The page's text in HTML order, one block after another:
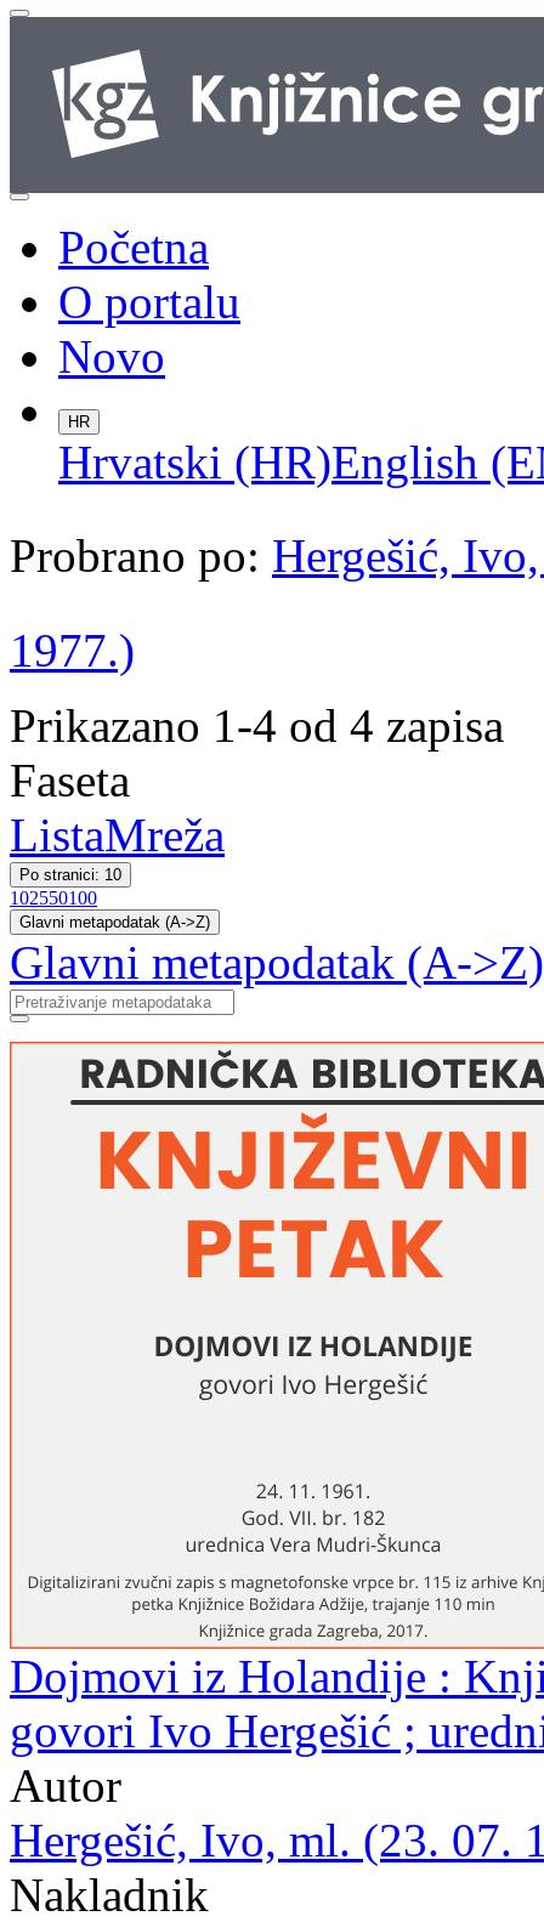
Početna
O portalu
Novo
HR
Hrvatski (HR)English
Probrano po: Hergešić,
1977.)
Prikazano 1-4 od 4 zapisa
Faseta
ListaMreža
Po stranici: 10
102550100
Glavni metapodatak (A->Z)
Glavni metapodatak (A->Z)
Dojmovi iz Holandije :
govori Ivo Hergešić ;
Autor
Hergešić, Ivo, ml. (23. 07.
Nakladnik